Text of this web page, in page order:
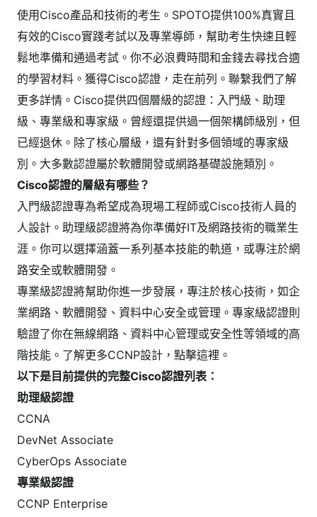
使用Cisco產品和技術的考生。SPOTO提供100%真實且
有效的Cisco實踐考試以及專業導師，幫助考生快速且輕
鬆地準備和通過考試。你不必浪費時間和金錢去尋找合適
的學習材料。獲得Cisco認證，走在前列。聯繫我們了解
更多詳情。Cisco提供四個層級的認證：入門級、助理
級、專業級和專家級。曾經還提供過一個架構師級別，但
已經退休。除了核心層級，還有針對多個領域的專家級
別。大多數認證屬於軟體開發或網路基礎設施類別。
Cisco認證的層級有哪些？
入門級認證專為希望成為現場工程師或Cisco技術人員的
人設計。助理級認證將為你準備好IT及網路技術的職業生
涯。你可以選擇涵蓋一系列基本技能的軌道，或專注於網
路安全或軟體開發。
專業級認證將幫助你進一步發展，專注於核心技術，如企
業網路、軟體開發、資料中心安全或管理。專家級認證則
驗證了你在無線網路、資料中心管理或安全性等領域的高
階技能。了解更多CCNP設計，點擊這裡。
以下是目前提供的完整Cisco認證列表：
助理級認證
CCNA
DevNet Associate
CyberOps Associate
專業級認證
CCNP Enterprise